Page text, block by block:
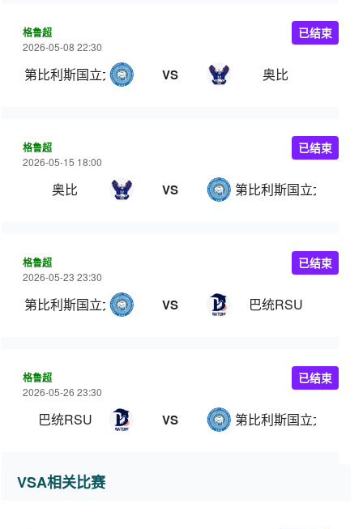
格鲁超
2026-05-08 22:30
第比利斯国立大学 VS 奥比
已结束
格鲁超
2026-05-15 18:00
奥比 VS 第比利斯国立大学
已结束
格鲁超
2026-05-23 23:30
第比利斯国立大学 VS 巴统RSU
已结束
格鲁超
2026-05-26 23:30
巴统RSU VS 第比利斯国立大学
已结束
VSA相关比赛